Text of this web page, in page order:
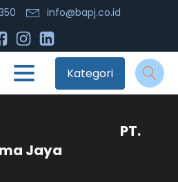
info@bapj.co.id
Kategori
Jaya